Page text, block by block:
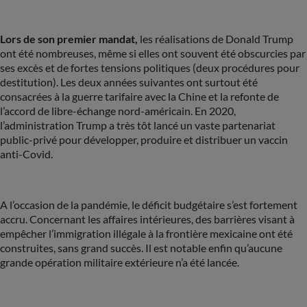
Lors de son premier mandat, les réalisations de Donald Trump
ont été nombreuses, même si elles ont souvent été obscurcies par
ses excès et de fortes tensions politiques (deux procédures pour
destitution). Les deux années suivantes ont surtout été
consacrées à la guerre tarifaire avec la Chine et la refonte de
l’accord de libre-échange nord-américain. En 2020,
l’administration Trump a très tôt lancé un vaste partenariat
public-privé pour développer, produire et distribuer un vaccin
anti-Covid.
A l’occasion de la pandémie, le déficit budgétaire s’est fortement
accru. Concernant les affaires intérieures, des barrières visant à
empêcher l’immigration illégale à la frontière mexicaine ont été
construites, sans grand succès. Il est notable enfin qu’aucune
grande opération militaire extérieure n’a été lancée.